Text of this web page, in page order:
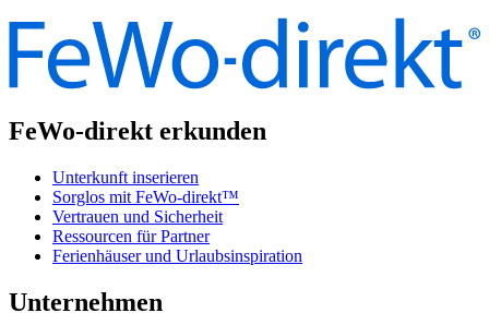
FeWo-direkt erkunden
Unterkunft inserieren
Sorglos mit FeWo-direkt™
Vertrauen und Sicherheit
Ressourcen für Partner
Ferienhäuser und Urlaubsinspiration
Unternehmen